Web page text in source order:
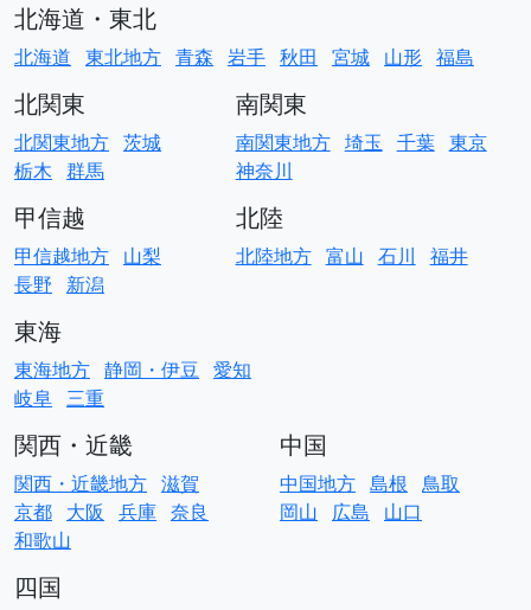
北海道・東北
北海道 東北地方 青森 岩手 秋田 宮城 山形 福島
北関東
北関東地方 茨城
栃木 群馬
南関東
南関東地方 埼玉 千葉 東京
神奈川
甲信越
甲信越地方 山梨
長野
新潟
北陸
北陸地方 富山 石川 福井
東海
東海地方 静岡・伊豆 愛知
岐阜 三重
関西・近畿
関西・近畿地方 滋賀
京都 大阪 兵庫 奈良
和歌山
中国
中国地方 島根 鳥取
岡山
広島 山口
四国